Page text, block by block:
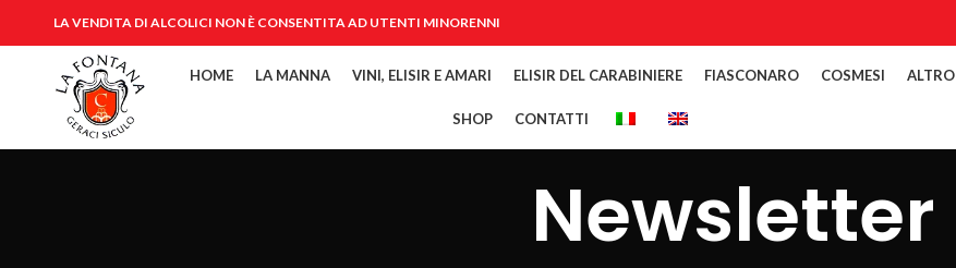
LA VENDITA DI ALCOLICI NON È CONSENTITA AD UTENTI MINORENNI
HOME LA MANNA VINI, ELISIR E AMARI ELISIR DEL CARABINIERE FIASCONARO COSMESI ALTRO
SHOP CONTATTI
Newsletter